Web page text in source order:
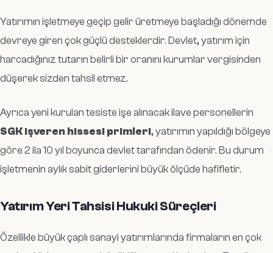
Yatırımın işletmeye geçip gelir üretmeye başladığı dönemde
devreye giren çok güçlü desteklerdir. Devlet, yatırım için
harcadığınız tutarın belirli bir oranını kurumlar vergisinden
düşerek sizden tahsil etmez.
Ayrıca yeni kurulan tesiste işe alınacak ilave personellerin
SGK işveren hissesi primleri, yatırımın yapıldığı bölgeye
göre 2 ila 10 yıl boyunca devlet tarafından ödenir. Bu durum
işletmenin aylık sabit giderlerini büyük ölçüde hafifletir.
Yatırım Yeri Tahsisi Hukuki Süreçleri
Özellikle büyük çaplı sanayi yatırımlarında firmaların en çok